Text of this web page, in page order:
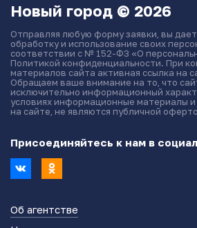
Новый город © 2026
Отправляя любую форму заявки, вы
обработку и использование своих
соответствии с № 152-ФЗ «О
Политикой конфиденциальности. При
материалов сайта активная ссылка на
Обращаем ваше внимание на то, что
исключительно информационный
условиях информационные материалы
на сайте, не являются публичной
Присоединяйтесь к нам в
Об агентстве